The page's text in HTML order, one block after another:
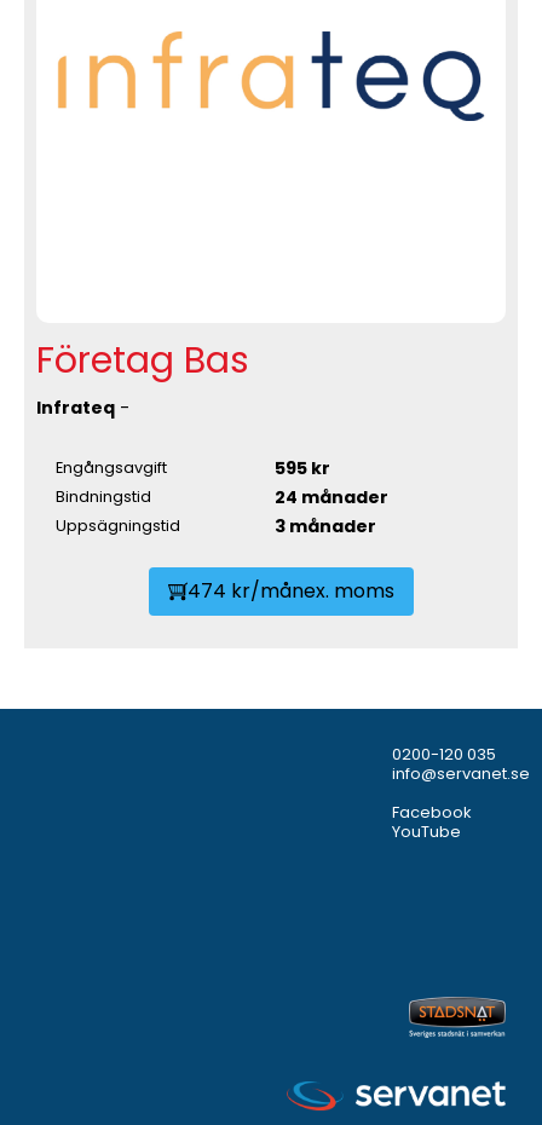
Företag Bas
Infrateq -
Engångsavgift 595 kr
Bindningstid 24 månader
Uppsägningstid 3 månader
474 kr/månex. moms
0200-120 035
info@servanet.se
Facebook
YouTube